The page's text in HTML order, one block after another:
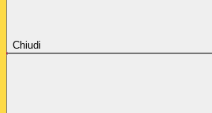
Chiudi